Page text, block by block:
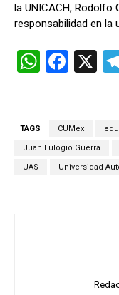
la UNICACH, Rodolfo
responsabilidad en la
W
A
F
b
o
o
X
TAGS CUMex
Juan Eulogio Guerra
UAS Universidad